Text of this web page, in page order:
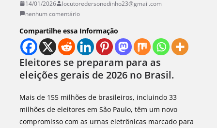
14/01/2026
locutoredersonedinho23@gmail.com
nenhum comentário
Compartilhe essa Informação
Eleitores se preparam para as
eleições gerais de 2026 no Brasil.
Mais de 155 milhões de brasileiros, incluindo 33
milhões de eleitores em São Paulo, têm um novo
compromisso com as urnas eletrônicas marcado para